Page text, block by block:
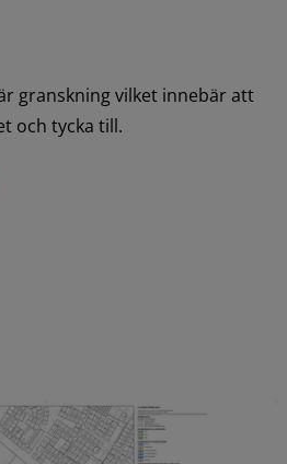
granskning vilket innebär att
och tycka till.